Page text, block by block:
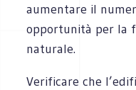
aumentare il
opportunità per la
naturale.
Verificare che